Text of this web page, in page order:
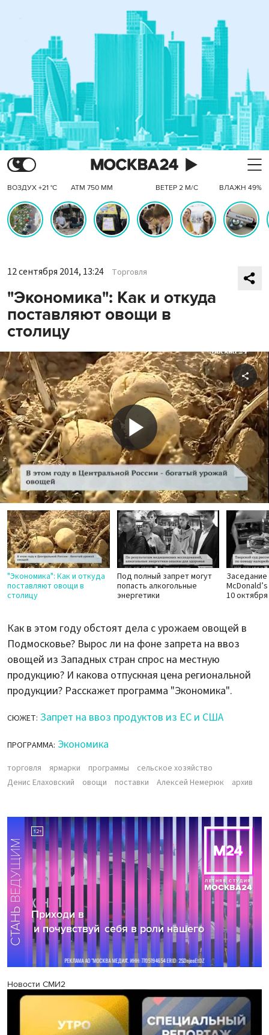
ВОЗДУХ +21 °C АТМ 750 ММ ВЕТЕР 2 М/С ВЛАЖН 49%
12 сентября 2014, 13:24 Торговля
"Экономика": Как и откуда
поставляют овощи в
столицу
Play
Video
"Экономика": Как и откуда
поставляют овощи в
столицу
Под полный запрет могут
попасть алкогольные
энергетики
10 октября
Как в этом году обстоят дела с урожаем овощей в
Подмосковье? Вырос ли на фоне запрета на ввоз
овощей из Западных стран спрос на местную
продукцию? И какова отпускная цена региональной
продукции? Расскажет программа "Экономика".
СЮЖЕТ: Запрет на ввоз продуктов из ЕС и США
ПРОГРАММА: Экономика
торговля ярмарки программы
сельское хозяйство
Денис Елаховский
овощи поставки Алексей Немерюк архив
Новости СМИ2